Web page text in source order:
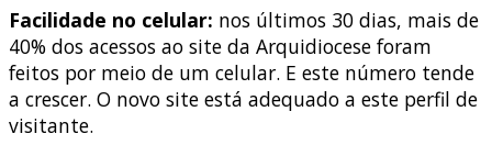
Facilidade no celular: nos últimos 30 dias, mais de
40% dos acessos ao site da Arquidiocese foram
feitos por meio de um celular. E este número tende
a crescer. O novo site está adequado a este perfil de
visitante.